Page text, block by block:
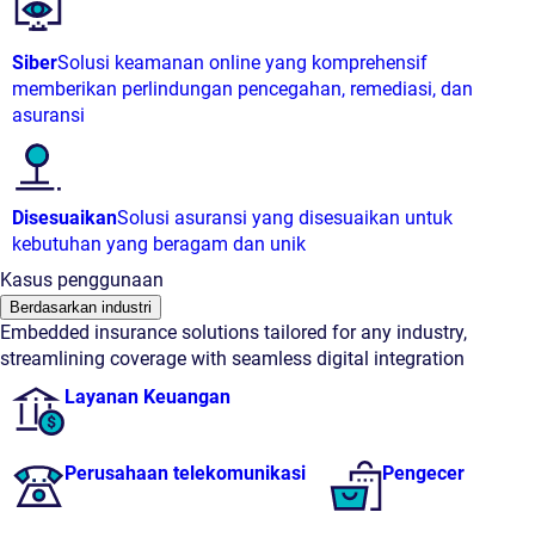
SiberSolusi keamanan online yang komprehensif
memberikan perlindungan pencegahan, remediasi, dan
asuransi
DisesuaikanSolusi asuransi yang disesuaikan untuk
kebutuhan yang beragam dan unik
Kasus penggunaan
Berdasarkan industri
Embedded insurance solutions tailored for any industry,
streamlining coverage with seamless digital integration
Layanan Keuangan
Perusahaan telekomunikasi Pengecer